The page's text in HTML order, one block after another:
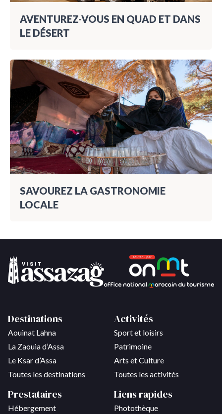
AVENTUREZ-VOUS EN QUAD ET DANS
LE DÉSERT
SAVOUREZ LA GASTRONOMIE
LOCALE
Destinations
Aouinat Lahna
La Zaouia d’Assa
Le Ksar d’Assa
Toutes les destinations
Activités
Sport et loisirs
Patrimoine
Arts et Culture
Toutes les activités
Prestataires
Hébergement
Liens rapides
Photothèque